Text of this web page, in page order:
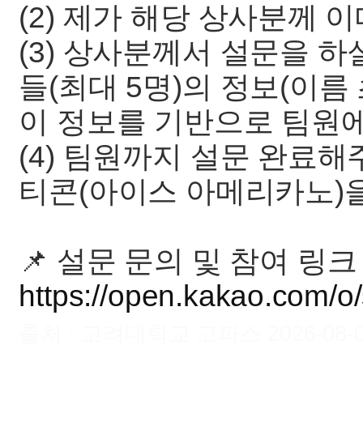
(2) 제가 해당 상사분께
(3) 상사분께서 설문을 하
들(최대 5명)의 정보(이
이 정보를 기반으로 팀원
(4) 팀원까지 설문 완료해
티콘(아이스 아메리카노)
📌 설문 문의 및 참여 링
https://open.kakao.com/